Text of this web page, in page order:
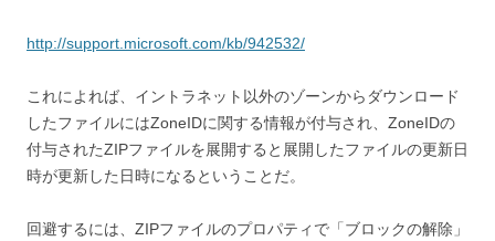
http://support.microsoft.com/kb/942532/
これによれば、イントラネット以外のゾーンからダウンロード
したファイルにはZoneIDに関する情報が付与され、ZoneIDの
付与されたZIPファイルを展開すると展開したファイルの更新日
時が更新した日時になるということだ。
回避するには、ZIPファイルのプロパティで「ブロックの解除」